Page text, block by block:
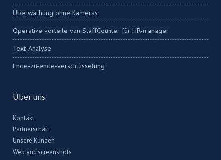
Überwachung ohne Kameras
Operative vorteile von StaffCounter für HR-manager
Text-Analyse
Ende-zu-ende-verschlüsselung
Über uns
Kontakt
Partnerschaft
Unsere Kunden
Web and screenshots